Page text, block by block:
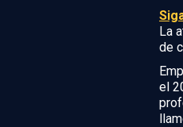
La
de
el